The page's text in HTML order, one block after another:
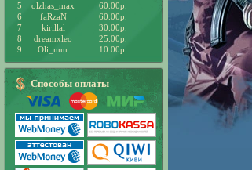
5
olzhas_max
60.00р.
6
faRzaN
60.00р.
7
kirillal
30.00р.
8
dreamxleo
25.00р.
9
Oli_mur 10.00р.
Способы оплаты